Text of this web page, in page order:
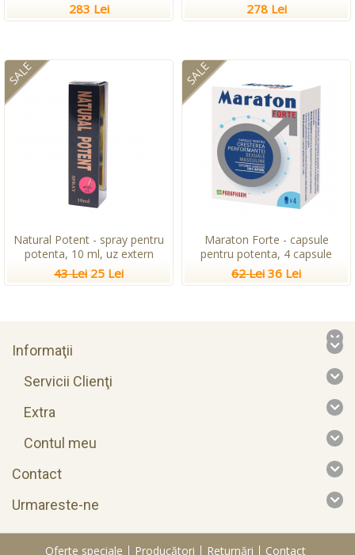
283 Lei 278 Lei
SALE
Natural Potent - spray pentru
potenta, 10 ml, uz extern
43 Lei 25 Lei
SALE
Maraton Forte - capsule
pentru potenta, 4 capsule
62 Lei 36 Lei
Informaţii
Servicii Clienţi
Extra
Contul meu
Contact
Urmareste-ne
Oferte speciale Producători Returnări Contact